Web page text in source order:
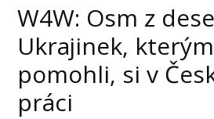
W4W: Osm z
Ukrajinek,
pomohli, si v
práci